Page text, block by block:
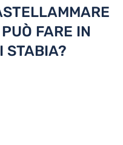
FARE IN
STABIA?